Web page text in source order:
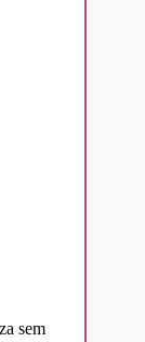
sem